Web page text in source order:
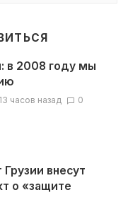
в 2008 году мы
13 часов назад 0
внесут
о «защите